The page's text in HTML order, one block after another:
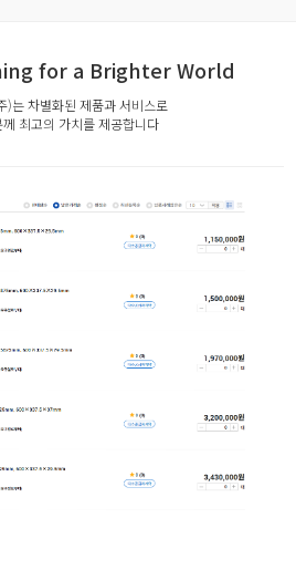
for a Brighter World
)는 차별화된 제품과 서비스로
최고의 가치를 제공합니다